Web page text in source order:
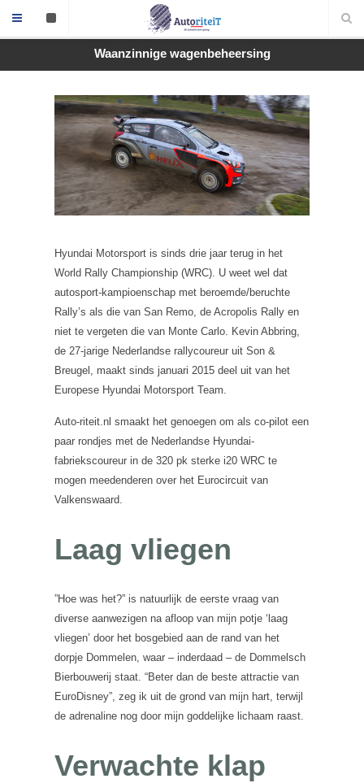
Waanzinnige wagenbeheersing
Hyundai Motorsport is sinds drie jaar terug in het
World Rally Championship (WRC). U weet wel dat
autosport-kampioenschap met beroemde/beruchte
Rally’s als die van San Remo, de Acropolis Rally en
niet te vergeten die van Monte Carlo. Kevin Abbring,
de 27-jarige Nederlandse rallycoureur uit Son &
Breugel, maakt sinds januari 2015 deel uit van het
Europese Hyundai Motorsport Team.
Auto-riteit.nl smaakt het genoegen om als co-pilot een
paar rondjes met de Nederlandse Hyundai-
fabriekscoureur in de 320 pk sterke i20 WRC te
mogen meedenderen over het Eurocircuit van
Valkenswaard.
Laag vliegen
”Hoe was het?” is natuurlijk de eerste vraag van
diverse aanwezigen na afloop van mijn potje ‘laag
vliegen’ door het bosgebied aan de rand van het
dorpje Dommelen, waar – inderdaad – de Dommelsch
Bierbouwerij staat. “Beter dan de beste attractie van
EuroDisney”, zeg ik uit de grond van mijn hart, terwijl
de adrenaline nog door mijn goddelijke lichaam raast.
Verwachte klap